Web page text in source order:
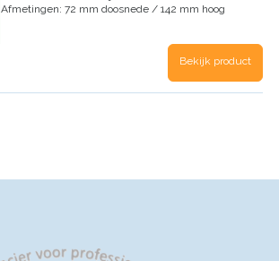
Afmetingen: 72 mm doosnede / 142 mm hoog
Ook in zwart verkrijgbaar!
Bekijk product